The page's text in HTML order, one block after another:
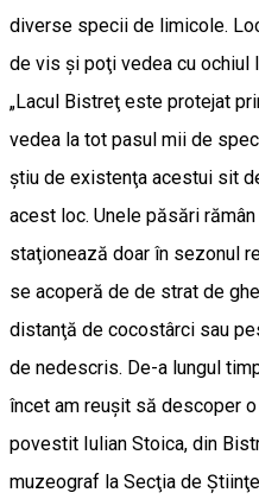
diverse specii de limicole.
de vis şi poţi vedea cu ochiul
„Lacul Bistreţ este protejat
vedea la tot pasul mii de
ştiu de existenţa acestui sit
acest loc. Unele păsări
staţionează doar în sezonul
se acoperă de de strat de
distanţă de cocostârci sau
de nedescris. De-a lungul
încet am reuşit să descoper
povestit Iulian Stoica, din
muzeograf la Secţia de